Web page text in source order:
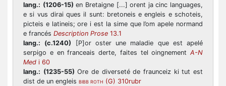
lang.: (1206-15) en Bretaigne [...] orent ja cinc languages,
e si vus dirai ques il sunt: bretoneis e engleis e schoteis,
picteis e latineis; ore i est la sime que l’om apele normand
e francés Description Prose 13.1
lang.:
(c.1240) [P]or oster une maladie que est apelé
serpigo e en franceais derte, faites tel oingnement A-N
Med i 60
lang.: (1235-55) Ore de diverseté de fraunceiz ki tut est
dist de un engleis BIBB ROTH (G) 310rubr